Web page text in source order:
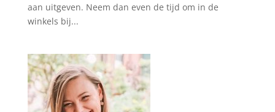
aan uitgeven. Neem dan even de tijd om in de
winkels bij...